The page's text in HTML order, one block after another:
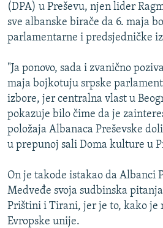
INFOGRAFIKE
KINA NA BALKANU
RSE PRIČE IZ SVIJETA
DNEVNO@RSE
SPECIJALI RSE
VIŠE OD NASLOVA
GENOCID U SREBRENICI
POPLAVE I KLIZIŠTA U BIH 2024.
TV LIBERTY
POST SCRIPTUM
PRATITE NAS
Sve RFE/RL stranice
(DPA) u Preševu, njen lider
sve albanske birače da 6. maja
parlamentarne i predsjedničke
"Ja ponovo, sada i zvanično
maja bojkotuju srpske
izbore, jer centralna vlast u
pokazuje bilo čime da je
položaja Albanaca Preševske
u prepunoj sali Doma kulture u
On je takode istakao da Albanci
Medveđe svoja sudbinska
Prištini i Tirani, jer je to, kako je
Evropske unije.